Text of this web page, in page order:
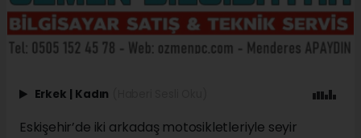
Erkek | Kadın
Eskişehir’de iki arkadaş motosikletleriyle seyir